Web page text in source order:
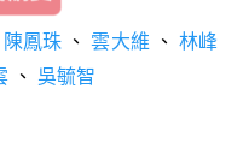
陳鳳珠 、雲大維 、林峰
、 吳毓智